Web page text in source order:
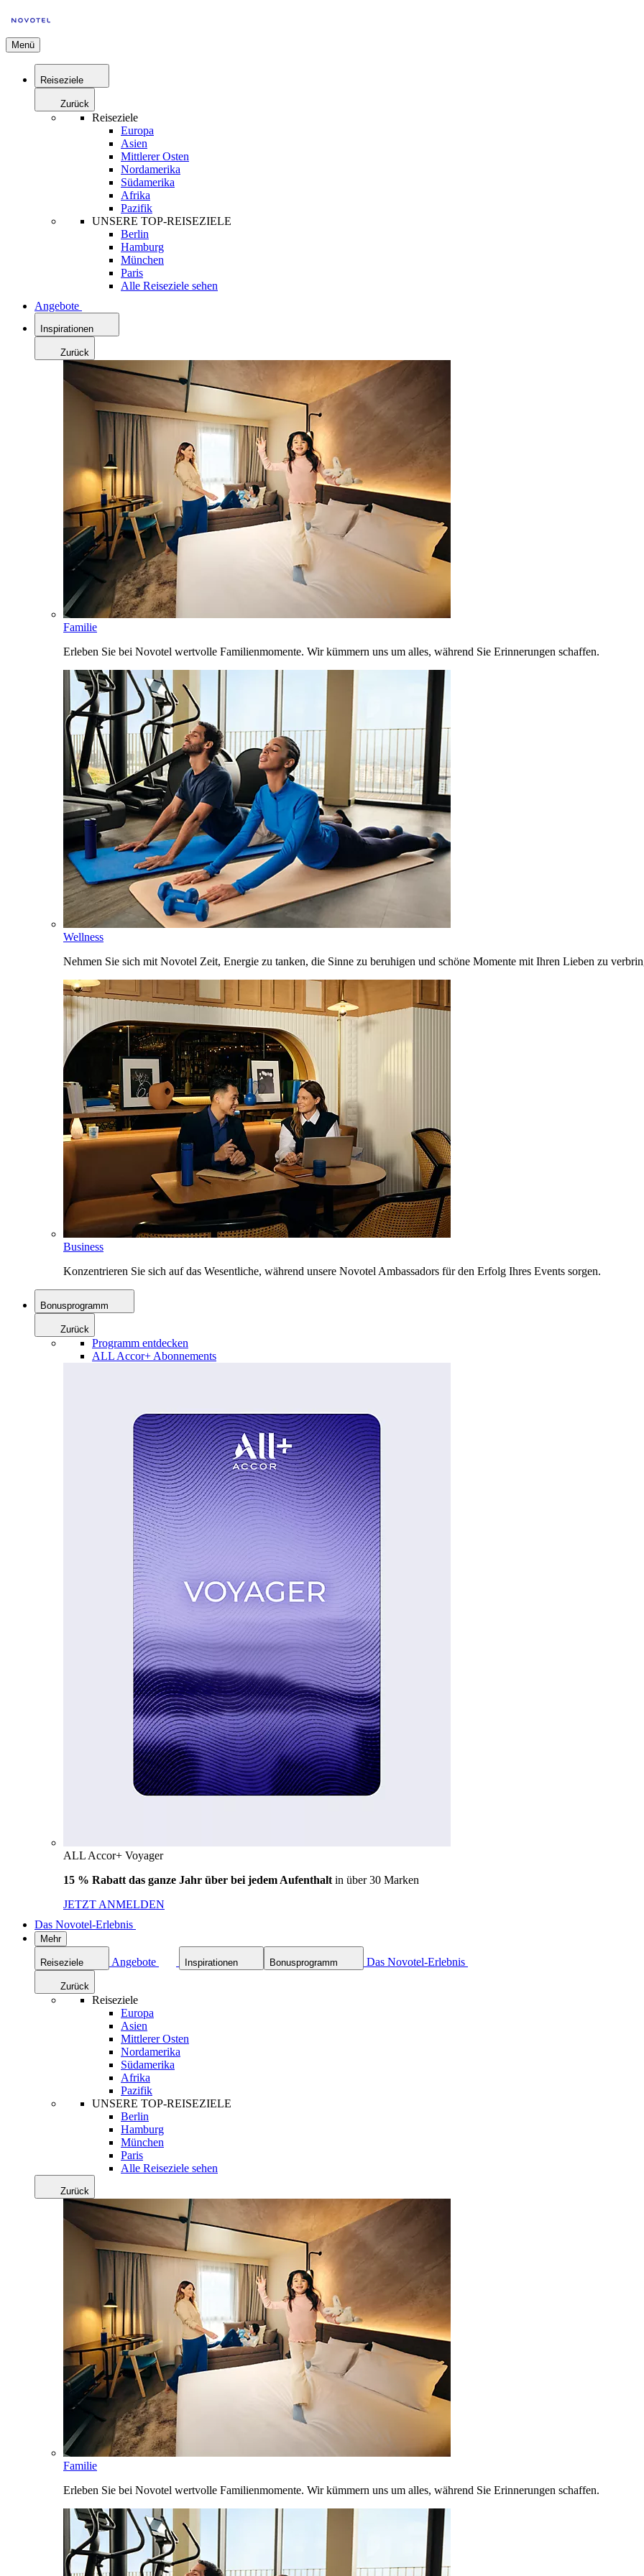
Menü
Reiseziele
Zurück
Reiseziele
Europa
Asien
Mittlerer Osten
Nordamerika
Südamerika
Afrika
Pazifik
UNSERE TOP-REISEZIELE
Berlin
Hamburg
München
Paris
Alle Reiseziele sehen
Angebote
Inspirationen
Zurück
Familie
Erleben Sie bei Novotel wertvolle Familienmomente. Wir kümmern uns um alles, während Sie Erinnerungen schaffen.
Wellness
Nehmen Sie sich mit Novotel Zeit, Energie zu tanken, die Sinne zu beruhigen und schöne Momente mit Ihren Lieben zu
Business
Konzentrieren Sie sich auf das Wesentliche, während unsere Novotel Ambassadors für den Erfolg Ihres Events sorgen.
Bonusprogramm
Zurück
Programm entdecken
ALL Accor+ Abonnements
ALL Accor+ Voyager
15 % Rabatt das ganze Jahr über bei jedem Aufenthalt in über 30 Marken
JETZT ANMELDEN
Das Novotel-Erlebnis
Mehr
Reiseziele Angebote Inspirationen Bonusprogramm Das Novotel-Erlebnis
Zurück
Reiseziele
Europa
Asien
Mittlerer Osten
Nordamerika
Südamerika
Afrika
Pazifik
UNSERE TOP-REISEZIELE
Berlin
Hamburg
München
Paris
Alle Reiseziele sehen
Zurück
Familie
Erleben Sie bei Novotel wertvolle Familienmomente. Wir kümmern uns um alles, während Sie Erinnerungen schaffen.